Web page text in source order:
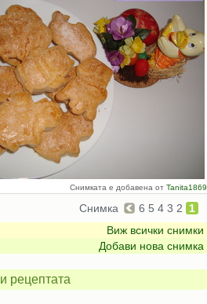
Снимката е добавена от Tanita1869
Снимка 6 5 4 3 2
1
Виж всички снимки
Добави нова снимка
рецептата